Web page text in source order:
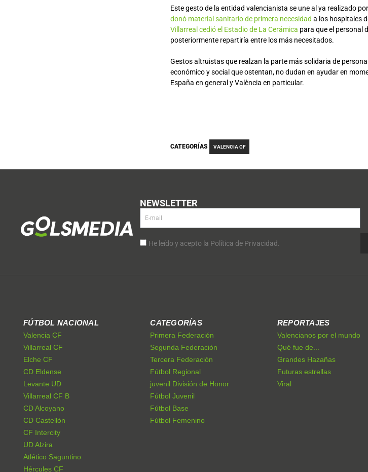
Este gesto de la entidad valencianista se une al ya realizado
donó material sanitario de primera necesidad a los hospitales
Villarreal cedió el Estadio de La Cerámica para que el personal
posteriormente repartiría entre los más necesitados.
Gestos altruistas que realzan la parte más solidaria de
económico y social que ostentan, no dudan en ayudar en
España en general y València en particular.
CATEGORÍAS VALENCIA CF
NEWSLETTER
He leído y acepto la Política de Privacidad.
FÚTBOL NACIONAL
Valencia CF
Villarreal CF
Elche CF
CD Eldense
Levante UD
Villarreal CF B
CD Alcoyano
CD Castellón
CF Intercity
UD Alzira
Atlético Saguntino
Hércules CF
CATEGORÍAS
Primera Federación
Segunda Federación
Tercera Federación
Fútbol Regional
juvenil División de Honor
Fútbol Juvenil
Fútbol Base
Fútbol Femenino
REPORTAJES
Valencianos por el mundo
Qué fue de...
Grandes Hazañas
Futuras estrellas
Viral